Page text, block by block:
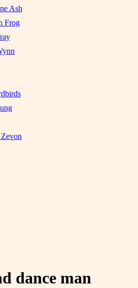
Ash
Frog
dance man